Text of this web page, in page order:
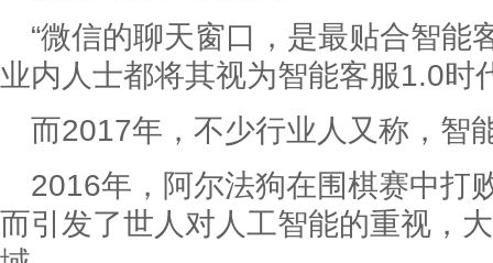
“微信的聊天窗口，是最贴合智能
业内人士都将其视为智能客服1.0时
而2017年，不少行业人又称，智
2016年，阿尔法狗在围棋赛中打
而引发了世人对人工智能的重视，